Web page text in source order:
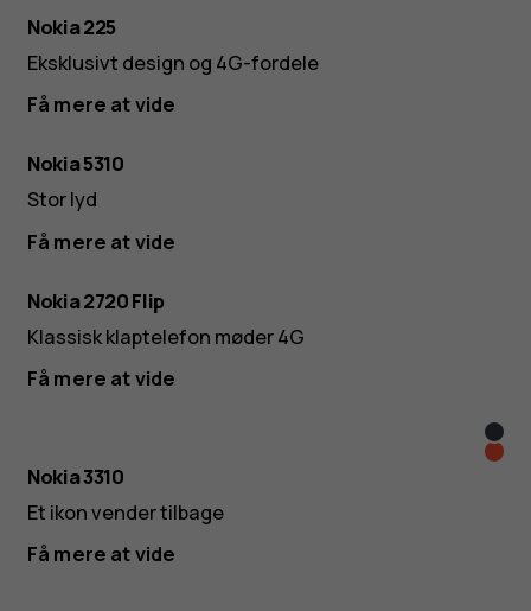
Nokia 225
Eksklusivt design og 4G-fordele
Få mere at vide
Nokia 5310
Stor lyd
Få mere at vide
Nokia 2720 Flip
Klassisk klaptelefon møder 4G
Få mere at vide
Blå
Rød
Nokia 3310
Et ikon vender tilbage
Få mere at vide